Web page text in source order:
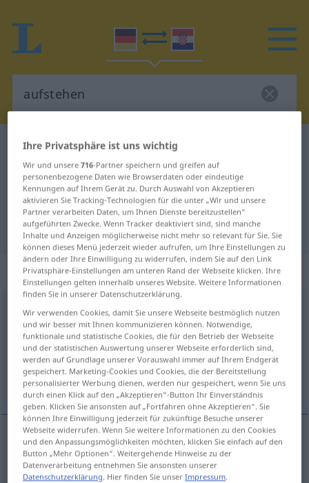
Deutsch-Kroatisch Wörterbuch
Deutsch-Kroatisch Übersetzung für
"aufstehen"
"aufstehen" Kroatisch Übersetzung
„aufstehen“
aufstehen <trennb;-ge-;→stehen>
Übersicht aller Übersetzungen
(Für mehr Details die Übersetzung anklicken/antippen)
dignuti se
dignuti(-zati)se aufstehen
Ihre Privatsphäre ist uns wichtig
Wir und unsere716-Partner speichern und greifen auf
personenbezogene Daten wie Browserdaten oder eindeutige
Kennungen auf Ihrem Gerät zu. Durch Auswahl von Akzeptieren
aktivieren Sie Tracking-Technologien für die unter „Wir und unsere
Partner verarbeiten Daten, um Ihnen Dienste bereitzustellen“
aufgeführten Zwecke. Wenn Tracker deaktiviert sind, sind manche
Inhalte und Anzeigen möglicherweise nicht mehr so relevant für Sie. Sie
können dieses Menü jederzeit wieder aufrufen, um Ihre Einstellungen zu
ändern oder Ihre Einwilligung zu widerrufen, indem Sie auf den Link
Privatsphäre-Einstellungen am unteren Rand der Webseite klicken. Ihre
Einstellungen gelten innerhalb unseres Website. Weitere Informationen
finden Sie in unserer Datenschutzerklärung.
Wir verwenden Cookies, damit Sie unsere Webseite bestmöglich nutzen
und wir besser mit Ihnen kommunizieren können. Notwendige,
funktionale und statistische Cookies, die für den Betrieb der Webseite
und der statistischen Auswertung unserer Webseite erforderlich sind,
werden auf Grundlage unserer Vorauswahl immer auf Ihrem Endgerät
gespeichert. Marketing-Cookies und Cookies, die der Bereitstellung
personalisierter Werbung dienen, werden nur gespeichert, wenn Sie uns
durch einen Klick auf den „Akzeptieren“-Button Ihr Einverständnis
geben. Klicken Sie ansonsten auf „Fortfahren ohne Akzeptieren“. Sie
können Ihre Einwilligung jederzeit für zukünftige Besuche unserer
Webseite widerrufen. Wenn Sie weitere Informationen zu den Cookies
und den Anpassungsmöglichkeiten möchten, klicken Sie einfach auf den
Button „Mehr Optionen“. Weitergehende Hinweise zu der
Datenverarbeitung entnehmen Sie ansonsten unserer
Datenschutzerklärung. Hier finden Sie unserImpressum.